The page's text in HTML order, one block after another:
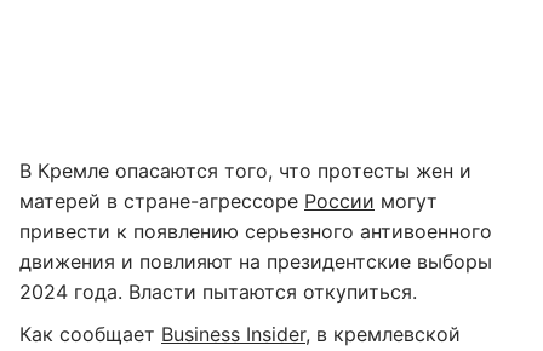
В Кремле опасаются того, что протесты жен и
матерей в стране-агрессоре России могут
привести к появлению серьезного антивоенного
движения и повлияют на президентские выборы
2024 года. Власти пытаются откупиться.
Как сообщает Business Insider, в кремлевской